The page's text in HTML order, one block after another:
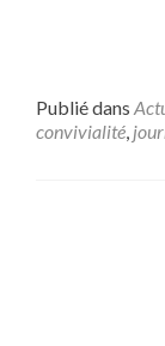
Publié dans
convivialité,